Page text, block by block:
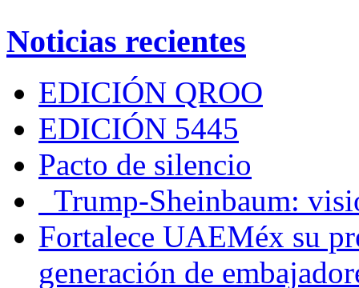
Noticias recientes
EDICIÓN QROO
EDICIÓN 5445
Pacto de silencio
Trump-Sheinbaum:
Fortalece UAEMéx su
generación de